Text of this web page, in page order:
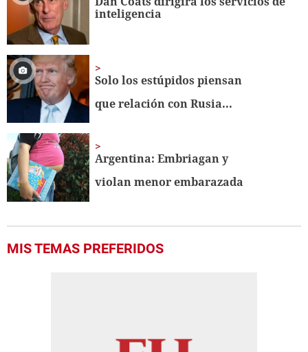
56
seconds
inteligencia
Solo los estúpidos piensan
que relación con Rusia...
Argentina: Embriagan y
violan menor embarazada
MIS TEMAS PREFERIDOS